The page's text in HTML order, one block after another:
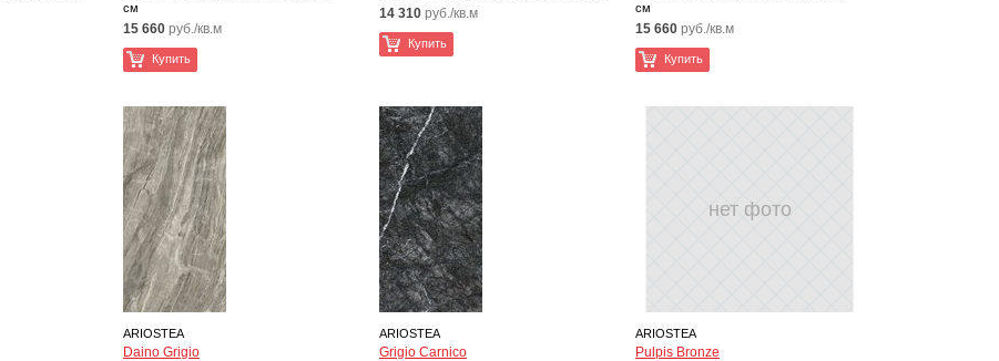
см
15 660 руб./кв.м
Купить
14 310 руб./кв.м
Купить
см
15 660 руб./кв.м
Купить
ARIOSTEA
Daino Grigio
ARIOSTEA
Grigio Carnico
нет фото
ARIOSTEA
Pulpis Bronze